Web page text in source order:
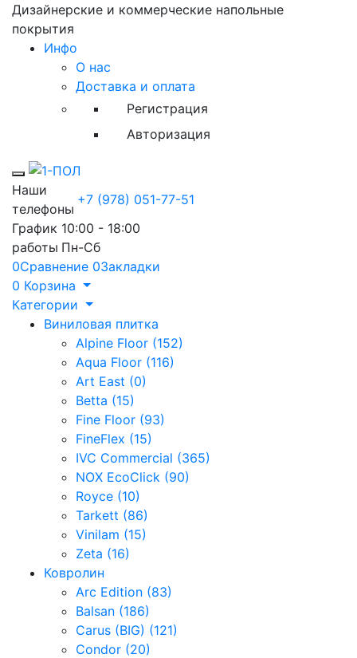
Дизайнерские и коммерческие напольные
покрытия
Инфо
О нас
Доставка и оплата
Регистрация
Авторизация
Toggle mobile menu
Наши
телефоны
+7 (978) 051-77-51
График
работы
10:00 - 18:00
Пн-Сб
0Сравнение 0Закладки
0 Корзина
Категории
Виниловая плитка
Alpine Floor (152)
Aqua Floor (116)
Art East (0)
Betta (15)
Fine Floor (93)
FineFlex (15)
IVC Commercial (365)
NOX EcoClick (90)
Royce (10)
Tarkett (86)
Vinilam (15)
Zeta (16)
Ковролин
Arc Edition (83)
Balsan (186)
Carus (BIG) (121)
Condor (20)